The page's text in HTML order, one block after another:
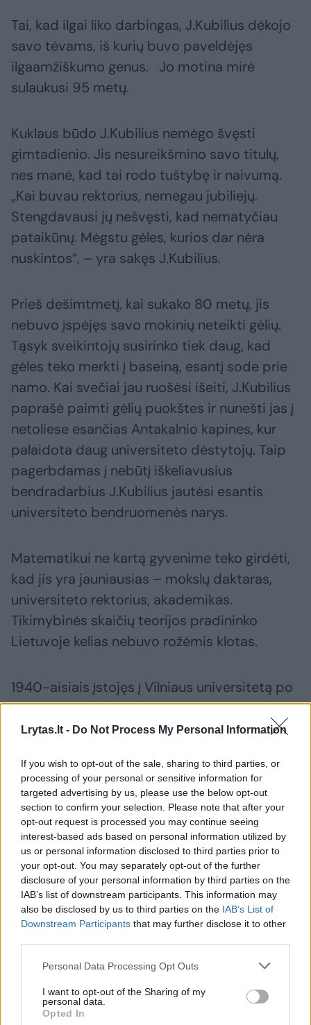
Lrytas.lt - Do Not Process My Personal Information
If you wish to opt-out of the sale, sharing to third parties, or
processing of your personal or sensitive information for
targeted advertising by us, please use the below opt-out
section to confirm your selection. Please note that after your
opt-out request is processed you may continue seeing
interest-based ads based on personal information utilized by
us or personal information disclosed to third parties prior to
your opt-out. You may separately opt-out of the further
disclosure of your personal information by third parties on the
IAB’s list of downstream participants. This information may
also be disclosed by us to third parties on the IAB’s List of
Downstream Participants that may further disclose it to other
Personal Data Processing Opt Outs
I want to opt-out of the Sharing of my
personal data.
Opted In
Tai, kad ilgai liko darbingas, J.Kubilius dėkojo
savo tėvams, iš kurių buvo paveldėjęs
ilgaamžiškumo genus. Jo motina mirė
sulaukusi 95 metų.
Kuklaus būdo J.Kubilius nemėgo švęsti
gimtadienio. Jis nesureikšmino savo titulų,
nes manė, kad tai rodo tuštybę ir naivumą.
„Kai buvau rektorius, nemėgau jubiliejų.
Stengdavausi jų nešvęsti, kad nematyčiau
pataikūnų. Mėgstu gėles, kurios dar nėra
nuskintos“, – yra sakęs J.Kubilius.
Prieš dešimtmetį, kai sukako 80 metų, jis
nebuvo įspėjęs savo mokinių neteikti gėlių.
Tąsyk sveikintojų susirinko tiek daug, kad
gėles teko merkti į baseiną, esantį sode prie
namo. Kai svečiai jau ruošėsi išeiti, J.Kubilius
paprašė paimti gėlių puokštes ir nunešti jas į
netoliese esančias Antakalnio kapines, kur
palaidota daug universiteto dėstytojų. Taip
pagerbdamas į nebūtį iškeliavusius
bendradarbius J.Kubilius jautėsi esantis
universiteto bendruomenės narys.
Matematikui ne kartą gyvenime teko girdėti,
kad jis yra jauniausias – mokslų daktaras,
universiteto rektorius, akademikas.
Tikimybinės skaičių teorijos pradininko
Lietuvoje kelias nebuvo rožėmis klotas.
1940-aisiais įstojęs į Vilniaus universitetą po
metų pajuto skurdo nagus – prasidėjus
vokiečių okupacijai maisto produktų buvo
galėdavo suvalgyti vienu metu, turėdavo
pakakti savaitei.
Naciams uždarius universitetą J.Kubilius grįžo
į tėviškę. Kai po karo universitetas vėl ėmė
veikti, kai kurių dalykų egzaminus reikėjo
laikyti iš naujo. Mat sovietiniais metais netiko
tai, ką studentai išmoko vokietmečiu.
J.Kubilius baigė universitetą turėdamas tik
du ketvertus, vieną jų – iš marksizmo